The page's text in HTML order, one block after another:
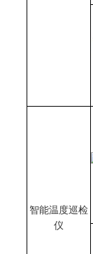
智能温度巡检
仪